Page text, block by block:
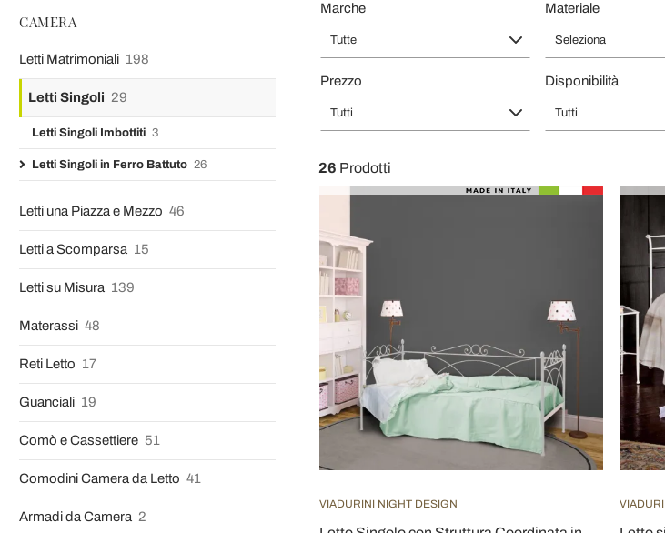
CAMERA
Letti Matrimoniali 198
Letti Singoli 29
Letti Singoli Imbottiti 3
Letti Singoli in Ferro Battuto 26
Letti una Piazza e Mezzo 46
Letti a Scomparsa 15
Letti su Misura 139
Materassi 48
Reti Letto 17
Guanciali 19
Comò e Cassettiere 51
Comodini Camera da Letto 41
Armadi da Camera 2
Marche
Tutte
Materiale
Seleziona
Prezzo
Tutti
Disponibilità
Tutti
26 Prodotti
VIADURINI NIGHT DESIGN